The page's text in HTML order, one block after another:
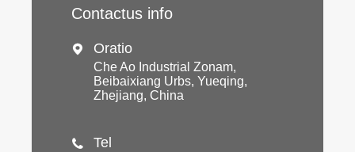
Contactus info
 Oratio
Che Ao Industrial Zonam,
Beibaixiang Urbs, Yueqing,
Zhejiang, China
 Tel